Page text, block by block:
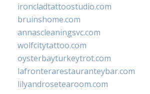
ironcladtattoostudio.com
bruinshome.com
annascleaningsvc.com
wolfcitytattoo.com
oysterbayturkeytrot.com
lafronterarestauranteybar.com
lilyandrosetearoom.com